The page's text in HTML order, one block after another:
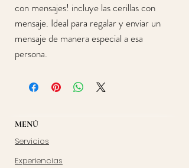
con mensajes! incluye las cerillas con
mensaje. Ideal para regalar y enviar un
mensaje de manera especial a esa
persona.
MENÚ
Servicios
Experiencias